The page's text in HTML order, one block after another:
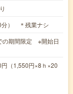
分） ＊残業ナシ
の期間限定 ※開始日
（1,550円×8ｈ×20